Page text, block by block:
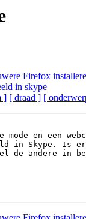
Firefox
in skype
] [ draad ] [
en een
in Skype. Is
de andere in